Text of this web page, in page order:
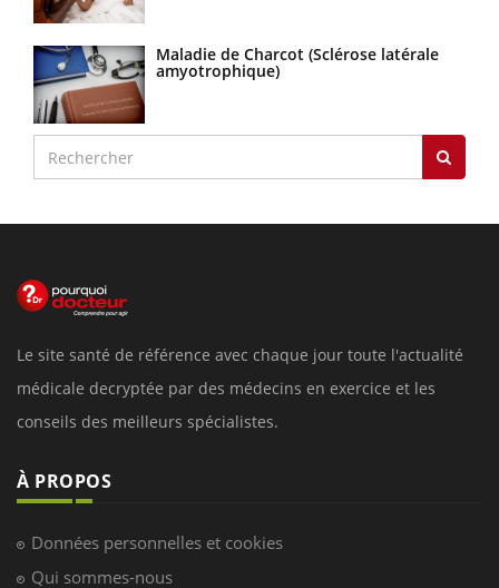
Maladie de Charcot (Sclérose latérale
amyotrophique)
Le site santé de référence avec chaque jour toute l'actualité
médicale decryptée par des médecins en exercice et les
conseils des meilleurs spécialistes.
À PROPOS
Données personnelles et cookies
Qui sommes-nous